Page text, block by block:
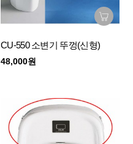
CU-550 소변기 뚜껑(신형)
48,000원